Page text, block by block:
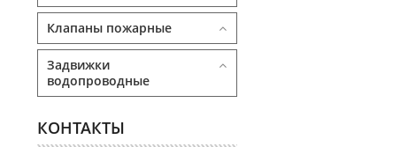
Клапаны пожарные
Задвижки
водопроводные
КОНТАКТЫ